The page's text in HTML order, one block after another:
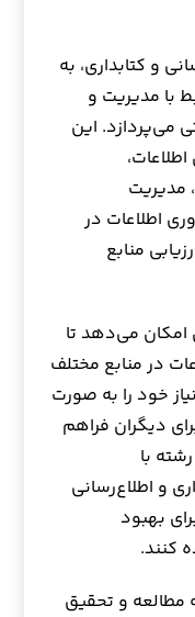
و کتابداری، به
با مدیریت و
می‌پردازد. این
مدیریت
اطلاعات در
منابع
امکان می‌دهد تا
در منابع مختلف
خود را به صورت
دیگران فراهم
با
و اطلاع‌رسانی
بهبود
کنند.
مطالعه و تحقیق